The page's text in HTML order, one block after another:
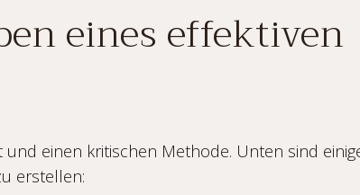
eines effektiven
einen kritischen Methode. Unten sind
erstellen: